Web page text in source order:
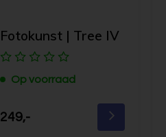
Fotokunst | Tree IV
Op voorraad
249,-